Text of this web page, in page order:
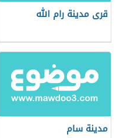
قرى مدينة رام الله
مدينة سام